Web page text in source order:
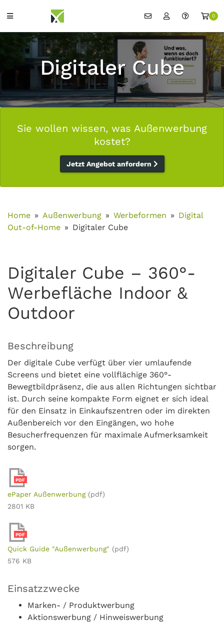
0
Digitaler Cube
Sie wollen wissen, was Außenwerbung
kostet?
Jetzt Angebot anfordern
Home Außenwerbung Werbeformen
Digital
Out-of-Home
Digitaler Cube
Digitaler Cube – 360°-
Werbefläche Indoor &
Outdoor
Beschreibung
Der digitale Cube verfügt über vier umlaufende
Screens und bietet eine vollflächige 360°-
Bewegtbildpräsenz, die aus allen Richtungen sichtbar
ist. Durch seine kompakte Form eignet er sich ideal
für den Einsatz in Einkaufszentren oder im direkten
Außenbereich vor den Eingängen, wo hohe
Besucherfrequenzen für maximale Aufmerksamkeit
sorgen.
PDF
ePaper Außenwerbung (pdf)
2801 KB
PDF
Quick Guide "Außenwerbung" (pdf)
576 KB
Einsatzzwecke
Marken- / Produktwerbung
Aktionswerbung / Hinweiswerbung